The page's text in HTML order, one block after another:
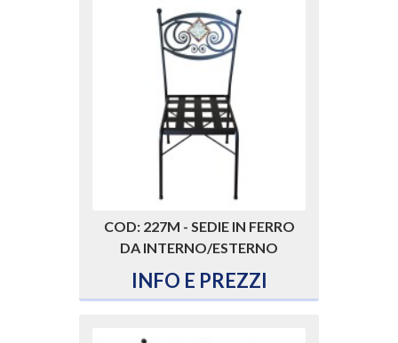
COD: 227M - SEDIE IN FERRO
DA INTERNO/ESTERNO
INFO E PREZZI